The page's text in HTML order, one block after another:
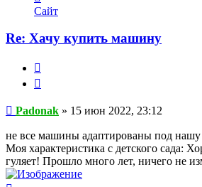
информация
пользователя
Сайт
Re: Хачу купить машину
Сообщение
Padonak » 15 июн 2022, 23:12
не все машины адаптированы под
Моя характеристика с детского сада:
гуляет! Прошло много лет, ничего не